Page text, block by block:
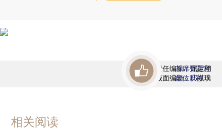
责任编辑：屈运栩
版面编辑：邱祺璞
首席赞赏官
虚位以待
相关阅读